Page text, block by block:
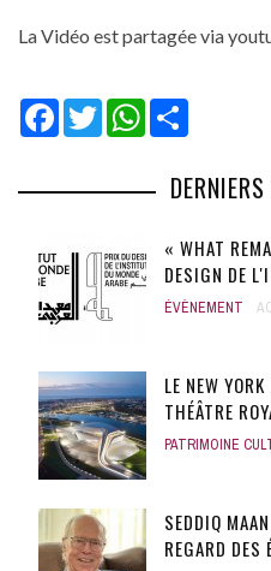
La Vidéo est partagée via
Facebook
TwitterWhatsApp
« WHAT
DESIGN DE
ÉVÈNEMENT
LE NEW
THÉÂTRE
PATRIMOINE
SEDDIQ
REGARD DES